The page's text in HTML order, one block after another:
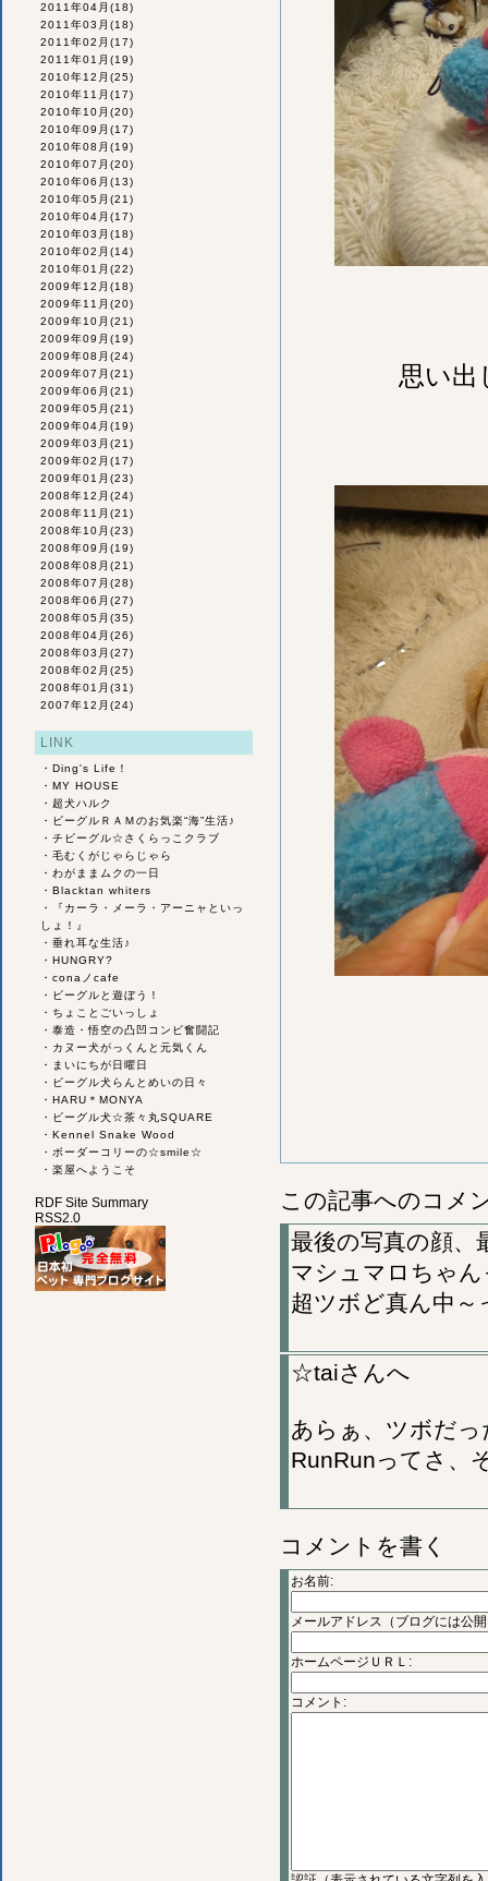
2011年04月 (18)
2011年03月 (18)
2011年02月 (17)
2011年01月 (19)
2010年12月 (25)
2010年11月 (17)
2010年10月 (20)
2010年09月 (17)
2010年08月 (19)
2010年07月 (20)
2010年06月 (13)
2010年05月 (21)
2010年04月 (17)
2010年03月 (18)
2010年02月 (14)
2010年01月 (22)
2009年12月 (18)
2009年11月 (20)
2009年10月 (21)
2009年09月 (19)
2009年08月 (24)
2009年07月 (21)
2009年06月 (21)
2009年05月 (21)
2009年04月 (19)
2009年03月 (21)
2009年02月 (17)
2009年01月 (23)
2008年12月 (24)
2008年11月 (21)
2008年10月 (23)
2008年09月 (19)
2008年08月 (21)
2008年07月 (28)
2008年06月 (27)
2008年05月 (35)
2008年04月 (26)
2008年03月 (27)
2008年02月 (25)
2008年01月 (31)
2007年12月 (24)
LINK
・ Ding's Life！
・ MY HOUSE
・ 超犬ハルク
・
ビーグルＲＡＭのお気楽“海”生活♪
・ チビーグル☆さくらっこクラブ
・ 毛むくがじゃらじゃら
・ わがままムクの一日
・ Blacktan whiters
・
『カーラ・メーラ・アーニャといっ
しょ！』
・ 垂れ耳な生活♪
・ HUNGRY?
・ conaノcafe
・
ビーグルと遊ぼう！
・ ちょことごいっしょ
・ 泰造・悟空の凸凹コンビ奮闘記
・ カヌー犬がっくんと元気くん
・
まいにちが日曜日
・
ビーグル犬らんとめいの日々
・ HARU＊MONYA
・
ビーグル犬☆茶々丸SQUARE
・ Kennel Snake Wood
・ ボーダーコリーの☆smile☆
・ 楽屋へようこそ
RDF Site Summary
RSS2.0
思い出
この記事へのコメ
最後の写真の顔、
マシュマロちゃ
超ツボど真ん中～
☆taiさんへ
あらぁ、ツボだっ
RunRunってさ、
コメントを書く
お名前:
メールアドレス（ブログには公
ホームページＵＲＬ:
コメント: